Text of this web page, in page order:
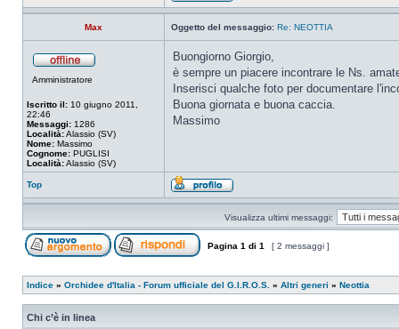
Max Oggetto del messaggio: Re: NEOTTIA
Amministratore
Iscritto il: 10 giugno 2011,
22:46
Messaggi: 1286
Località:Alassio (SV)
Nome: Massimo
Cognome: PUGLISI
Località:Alassio (SV)
Buongiorno Giorgio,
è sempre un piacere incontrare le Ns.
Inserisci qualche foto per documentare
Buona giornata e buona caccia.
Massimo
Top
Visualizza ultimi messaggi:
Pagina 1 di 1 [ 2 messaggi ]
Indice » Orchidee d'Italia - Forum ufficiale del G.I.R.O.S. » Altri generi » Neottia
Chi c’è in linea